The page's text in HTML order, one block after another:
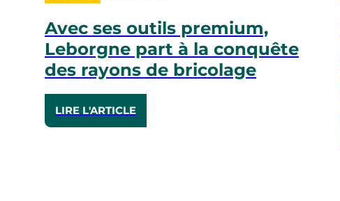
Avec ses outils premium,
Leborgne part à la conquête
des rayons de bricolage
LIRE L'ARTICLE